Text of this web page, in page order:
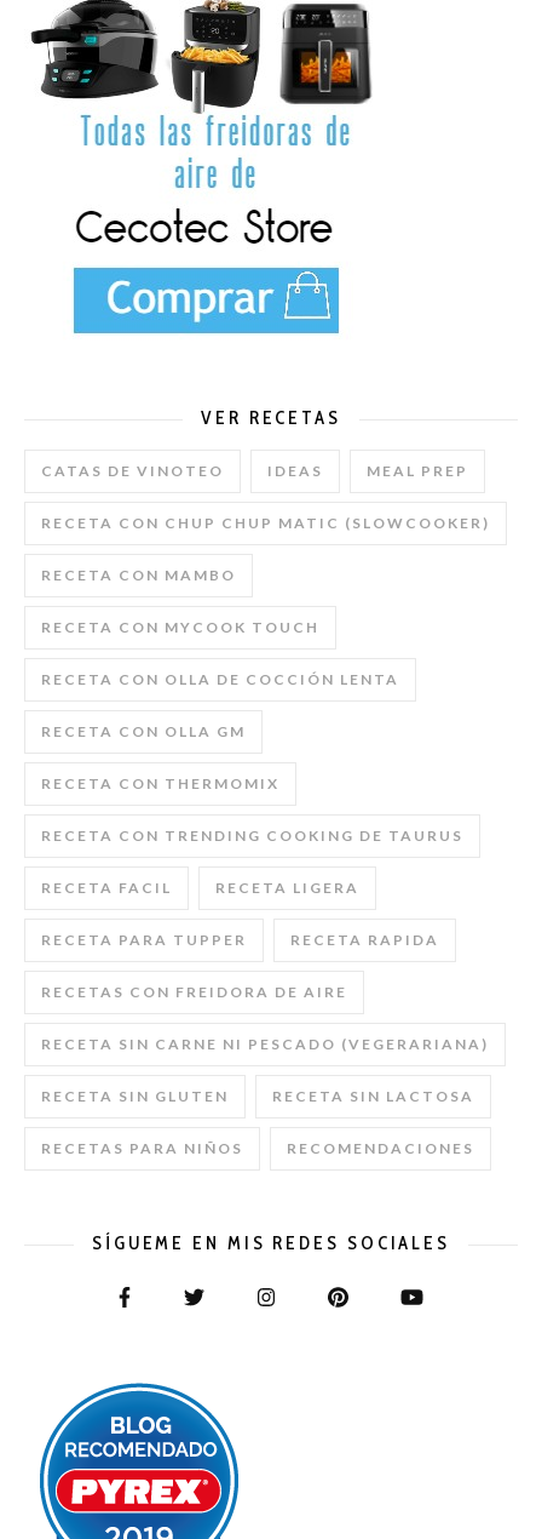
VER RECETAS
CATAS DE VINOTEO IDEAS MEAL PREP
RECETA CON CHUP CHUP MATIC (SLOWCOOKER)
RECETA CON MAMBO
RECETA CON MYCOOK TOUCH
RECETA CON OLLA DE COCCIÓN LENTA
RECETA CON OLLA GM
RECETA CON THERMOMIX
RECETA CON TRENDING COOKING DE TAURUS
RECETA FACIL RECETA LIGERA
RECETA PARA TUPPER RECETA RAPIDA
RECETAS CON FREIDORA DE AIRE
RECETA SIN CARNE NI PESCADO (VEGERARIANA)
RECETA SIN GLUTEN RECETA SIN LACTOSA
RECETAS PARA NIÑOS RECOMENDACIONES
SÍGUEME EN MIS REDES SOCIALES